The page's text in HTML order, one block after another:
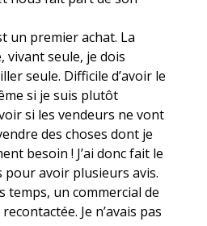
un premier achat. La
vivant seule, je dois
seule. Difficile d’avoir le
si je suis plutôt
si les vendeurs ne vont
des choses dont je
besoin ! J’ai donc fait le
avoir plusieurs avis.
temps, un commercial de
Je n’avais pas